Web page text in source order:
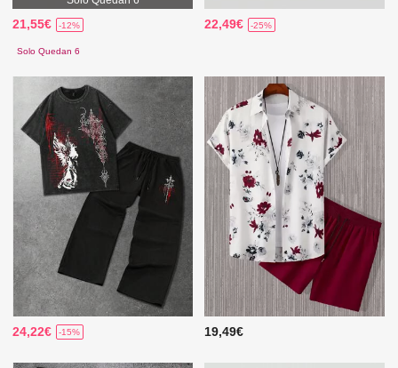
21,55€ -12%
Solo Quedan 6
22,49€ -25%
24,22€ -15% 19,49€